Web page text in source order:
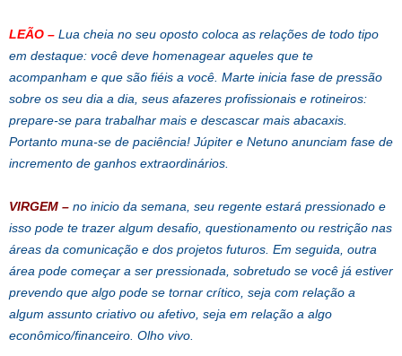
LEÃO – Lua cheia no seu oposto coloca as relações de todo tipo
em destaque: você deve homenagear aqueles que te
acompanham e que são fiéis a você. Marte inicia fase de pressão
sobre os seu dia a dia, seus afazeres profissionais e rotineiros:
prepare-se para trabalhar mais e descascar mais abacaxis.
Portanto muna-se de paciência! Júpiter e Netuno anunciam fase de
incremento de ganhos extraordinários.
VIRGEM – no inicio da semana, seu regente estará pressionado e
isso pode te trazer algum desafio, questionamento ou restrição nas
áreas da comunicação e dos projetos futuros. Em seguida, outra
área pode começar a ser pressionada, sobretudo se você já estiver
prevendo que algo pode se tornar crítico, seja com relação a
algum assunto criativo ou afetivo, seja em relação a algo
econômico/financeiro. Olho vivo.